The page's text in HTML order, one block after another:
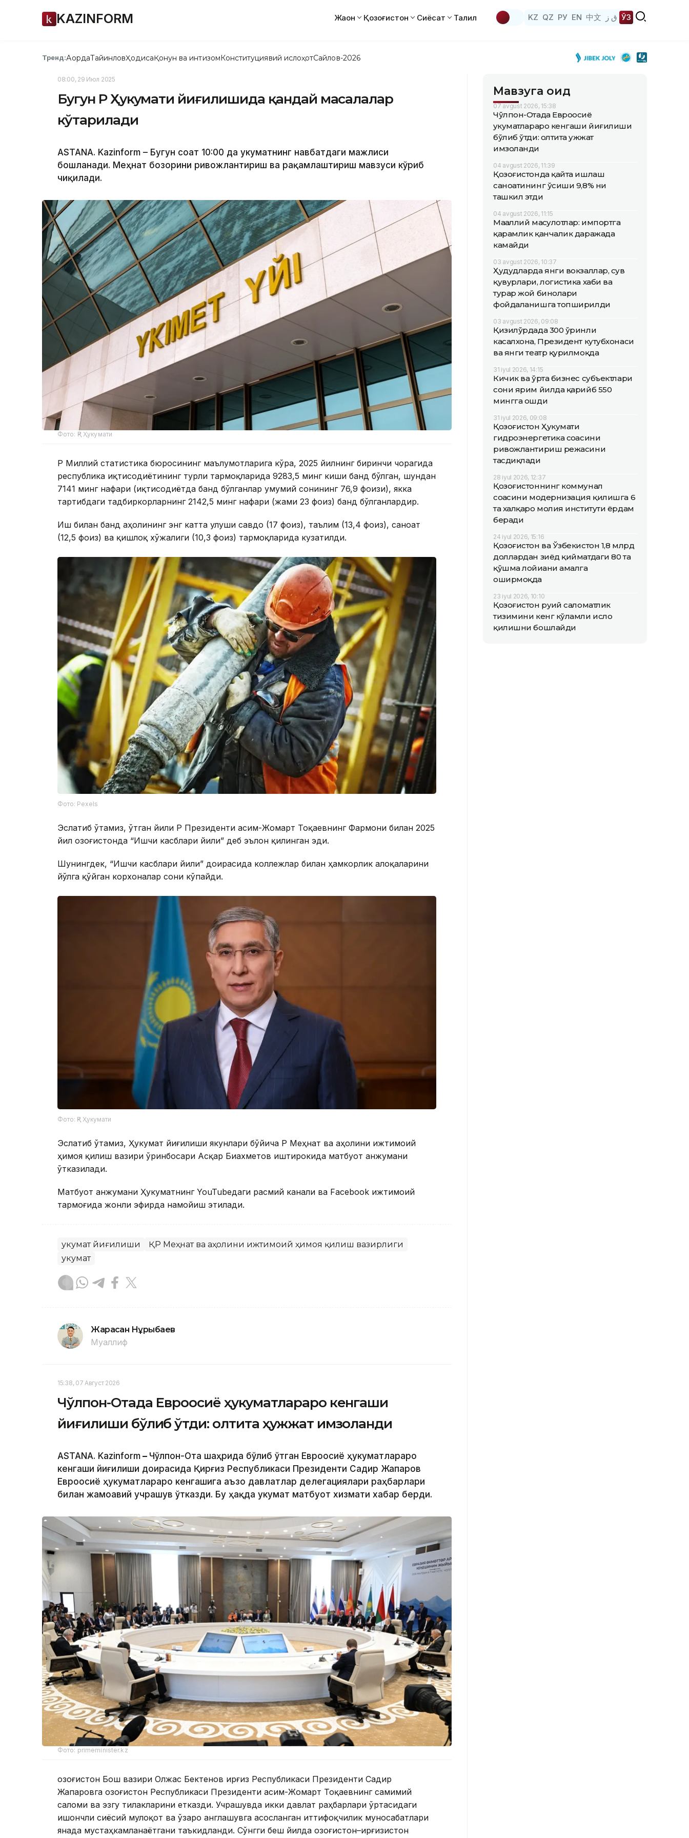
KAZINFORM Жаҳон Қозоғистон Сиёсат Таҳлил KZ QZ РУ EN 中文 ق ز ЎЗ
Тренд:АқордаТайинловҲодисаҚонун ва интизомКонституциявий ислоҳотСайлов-2026
08:00, 29 Июл 2025
Бугун ҚР Ҳукумати йиғилишида қандай масалалар
кўтарилади
ASTANA. Kazinform – Бугун соат 10:00 да Ҳукуматнинг навбатдаги мажлиси
бошланади. Меҳнат бозорини ривожлантириш ва рақамлаштириш мавзуси кўриб
чиқилади.
Фото: ҚР Ҳукумати
ҚР Миллий статистика бюросининг маълумотларига кўра, 2025 йилнинг биринчи чорагида
республика иқтисодиётининг турли тармоқларида 9283,5 минг киши банд бўлган, шундан
7141 минг нафари (иқтисодиётда банд бўлганлар умумий сонининг 76,9 фоизи), якка
тартибдаги тадбиркорларнинг 2142,5 минг нафари (жами 23 фоиз) банд бўлганлардир.
Иш билан банд аҳолининг энг катта улуши савдо (17 фоиз), таълим (13,4 фоиз), саноат
(12,5 фоиз) ва қишлоқ хўжалиги (10,3 фоиз) тармоқларида кузатилди.
Фото: Pexels
Эслатиб ўтамиз, ўтган йили ҚР Президенти Қасим-Жомарт Тоқаевнинг Фармони билан 2025
йил Қозоғистонда “Ишчи касблари йили” деб эълон қилинган эди.
Шунингдек, “Ишчи касблари йили” доирасида коллежлар билан ҳамкорлик алоқаларини
йўлга қўйган корхоналар сони кўпайди.
Фото: ҚР Ҳукумати
Эслатиб ўтамиз, Ҳукумат йиғилиши якунлари бўйича ҚР Меҳнат ва аҳолини ижтимоий
ҳимоя қилиш вазири ўринбосари Асқар Биахметов иштирокида матбуот анжумани
ўтказилади.
Матбуот анжумани Ҳукуматнинг YouTubeдаги расмий канали ва Facebook ижтимоий
тармоғида жонли эфирда намойиш этилади.
Ҳукумат йиғилиши
ҚР Меҳнат ва аҳолини ижтимоий ҳимоя қилиш вазирлиги
Ҳукумат
Жарасқан Нұрыбаев
Муаллиф
15:38, 07 Август 2026
Чўлпон-Отада Евроосиё ҳукуматлараро кенгаши
йиғилиши бўлиб ўтди: олтита ҳужжат имзоланди
ASTANA. Kazinform – Чўлпон-Ота шаҳрида бўлиб ўтган Евроосиё ҳукуматлараро
кенгаши йиғилиши доирасида Қирғиз Республикаси Президенти Садир Жапаров
Евроосиё ҳукуматлараро кенгашига аъзо давлатлар делегациялари раҳбарлари
билан жамоавий учрашув ўтказди. Бу ҳақда Ҳукумат матбуот хизмати хабар берди.
Фото: primeminister.kz
Қозоғистон Бош вазири Олжас Бектенов Қирғиз Республикаси Президенти Садир
Жапаровга Қозоғистон Республикаси Президенти Қасим-Жомарт Тоқаевнинг самимий
саломи ва эзгу тилакларини етказди. Учрашувда икки давлат раҳбарлари ўртасидаги
ишончли сиёсий мулоқот ва ўзаро англашувга асосланган иттифоқчилик муносабатлари
янада мустаҳкамланаётгани таъкидланди. Сўнгги беш йилда Қозоғистон–Қирғизистон
Мавзуга оид
07 avgust 2026, 15:38
Чўлпон-Отада Евроосиё
ҳукуматлараро кенгаши йиғилиши
бўлиб ўтди: олтита ҳужжат
имзоланди
04 avgust 2026, 11:39
Қозоғистонда қайта ишлаш
саноатининг ўсиши 9,8% ни
ташкил этди
04 avgust 2026, 11:15
Маҳаллий маҳсулотлар: импортга
қарамлик қанчалик даражада
камайди
03 avgust 2026, 10:37
Ҳудудларда янги вокзаллар, сув
қувурлари, логистика хаби ва
турар жой бинолари
фойдаланишга топширилди
03 avgust 2026, 09:08
Қизилўрдада 300 ўринли
касалхона, Президент кутубхонаси
ва янги театр қурилмоқда
31 iyul 2026, 14:15
Кичик ва ўрта бизнес субъектлари
сони ярим йилда қарийб 550
мингга ошди
31 iyul 2026, 09:08
Қозоғистон Ҳукумати
гидроэнергетика соҳасини
ривожлантириш режасини
тасдиқлади
28 iyul 2026, 12:37
Қозоғистоннинг коммунал
соҳасини модернизация қилишга 6
та халқаро молия институти ёрдам
беради
24 iyul 2026, 15:16
Қозоғистон ва Ўзбекистон 1,8 млрд
доллардан зиёд қийматдаги 80 та
қўшма лойиҳани амалга
оширмоқда
23 iyul 2026, 10:10
Қозоғистон руҳий саломатлик
тизимини кенг кўламли ислоҳ
қилишни бошлайди